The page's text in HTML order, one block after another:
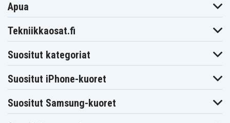
Apua
Tekniikkaosat.fi
Suositut kategoriat
Suositut iPhone-kuoret
Suositut Samsung-kuoret